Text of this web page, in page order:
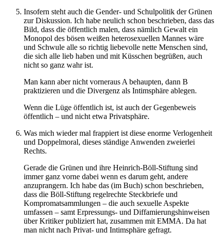
Insofern steht auch die Gender- und Schulpolitik der Grünen
zur Diskussion. Ich habe neulich schon beschrieben, dass das
Bild, dass die öffentlich malen, dass nämlich Gewalt ein
Monopol des bösen weißen heterosexuellen Mannes wäre
und Schwule alle so richtig liebevolle nette Menschen sind,
die sich alle lieb haben und mit Küsschen begrüßen, auch
nicht so ganz wahr ist.
Man kann aber nicht vorneraus A behaupten, dann B
praktizieren und die Divergenz als Intimsphäre ablegen.
Wenn die Lüge öffentlich ist, ist auch der Gegenbeweis
öffentlich – und nicht etwa Privatsphäre.
Was mich wieder mal frappiert ist diese enorme Verlogenheit
und Doppelmoral, dieses ständige Anwenden zweierlei
Rechts.
Gerade die Grünen und ihre Heinrich-Böll-Stiftung sind
immer ganz vorne dabei wenn es darum geht, andere
anzuprangern. Ich habe das (im Buch) schon beschrieben,
dass die Böll-Stiftung regelrechte Steckbriefe und
Kompromatsammlungen – die auch sexuelle Aspekte
umfassen – samt Erpressungs- und Diffamierungshinweisen
über Kritiker publiziert hat, zusammen mit EMMA. Da hat
man nicht nach Privat- und Intimsphäre gefragt.